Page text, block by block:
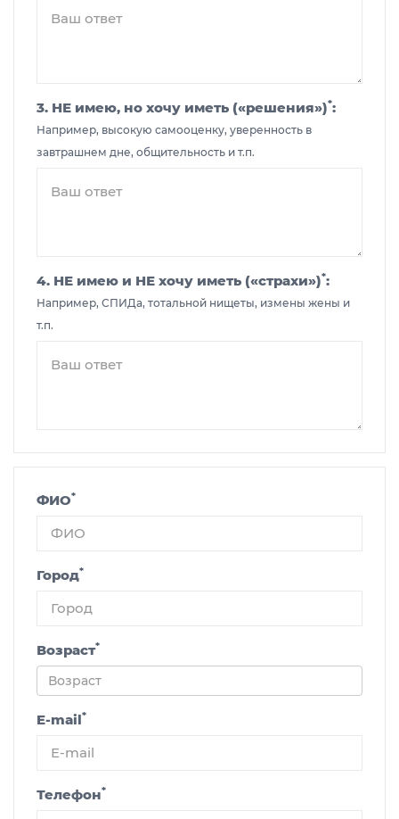
3. НЕ имею, но хочу иметь («решения»)*:
Например, высокую самооценку, уверенность в
завтрашнем дне, общительность и т.п.
4. НЕ имею и НЕ хочу иметь («страхи»)*:
Например, СПИДа, тотальной нищеты, измены жены и
т.п.
ФИО*
Город*
Возраст*
E-mail*
Телефон*